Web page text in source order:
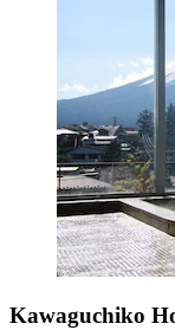
Kawaguchiko